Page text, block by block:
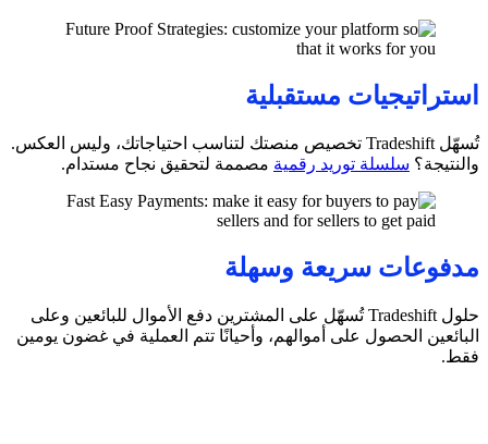
استراتيجيات مستقبلية
تُسهّل Tradeshift تخصيص منصتك لتناسب احتياجاتك، وليس العكس.
والنتيجة؟سلسلة توريد رقميةمصممة لتحقيق نجاح مستدام.
مدفوعات سريعة وسهلة
حلول Tradeshift تُسهّل على المشترين دفع الأموال للبائعين وعلى
البائعين الحصول على أموالهم، وأحيانًا تتم العملية في غضون يومين
فقط.